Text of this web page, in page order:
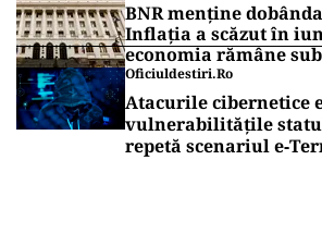
BNR menține
Inflația a scăzut în
economia rămâne
Oficiuldestiri.ro
Atacurile cibernetice
vulnerabilitățile
repetă scenariul